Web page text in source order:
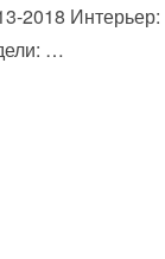
2018 Интерьер:
…